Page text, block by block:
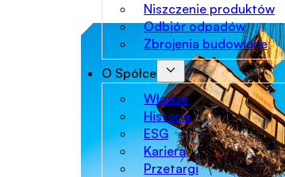
Niszczenie produktów
Odbiór odpadów
Zbrojenia budowlane
O Spółce
Władze
Historia
ESG
Kariera
Przetargi